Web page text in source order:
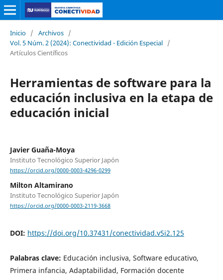
Inicio / Archivos /
Vol. 5 Núm. 2 (2024): Conectividad - Edición Especial /
Artículos Científicos
Herramientas de software para la
educación inclusiva en la etapa de
educación inicial
Javier Guaña-Moya
Instituto Tecnológico Superior Japón
https://orcid.org/0000-0003-4296-0299
Milton Altamirano
Instituto Tecnológico Superior Japón
https://orcid.org/0000-0003-2119-3668
DOI: https://doi.org/10.37431/conectividad.v5i2.125
Palabras clave: Educación inclusiva, Software educativo,
Primera infancia, Adaptabilidad, Formación docente